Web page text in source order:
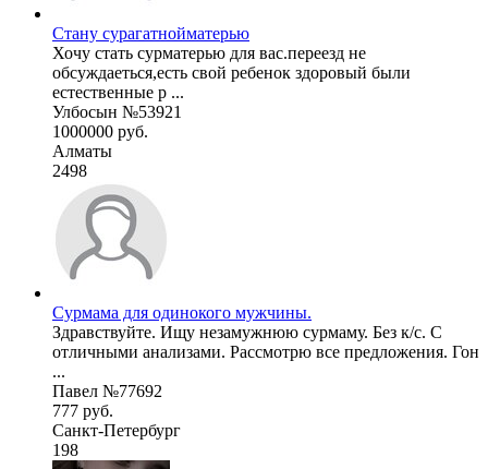
Стану сурагатнойматерью
Хочу стать сурматерью для вас.переезд не
обсуждаеться,есть свой ребенок здоровый были
естественные р ...
Улбосын №53921
1000000 руб.
Алматы
2498
Сурмама для одинокого мужчины.
Здравствуйте. Ищу незамужнюю сурмаму. Без к/с. С
отличными анализами. Рассмотрю все предложения. Гон
...
Павел №77692
777 руб.
Санкт-Петербург
198